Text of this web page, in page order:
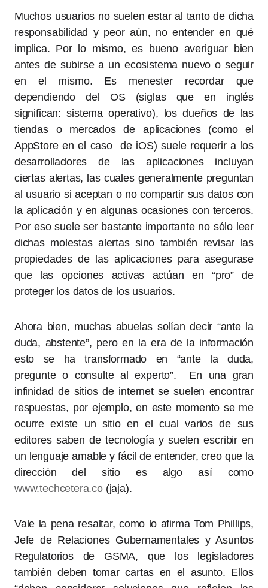
Muchos usuarios no suelen estar al tanto de dicha
responsabilidad y peor aún, no entender en qué
implica. Por lo mismo, es bueno averiguar bien
antes de subirse a un ecosistema nuevo o seguir
en el mismo. Es menester recordar que
dependiendo del OS (siglas que en inglés
significan: sistema operativo), los dueños de las
tiendas o mercados de aplicaciones (como el
AppStore en el caso de iOS) suele requerir a los
desarrolladores de las aplicaciones incluyan
ciertas alertas, las cuales generalmente preguntan
al usuario si aceptan o no compartir sus datos con
la aplicación y en algunas ocasiones con terceros.
Por eso suele ser bastante importante no sólo leer
dichas molestas alertas sino también revisar las
propiedades de las aplicaciones para asegurase
que las opciones activas actúan en “pro” de
proteger los datos de los usuarios.
Ahora bien, muchas abuelas solían decir “ante la
duda, abstente”, pero en la era de la información
esto se ha transformado en “ante la duda,
pregunte o consulte al experto”. En una gran
infinidad de sitios de internet se suelen encontrar
respuestas, por ejemplo, en este momento se me
ocurre existe un sitio en el cual varios de sus
editores saben de tecnología y suelen escribir en
un lenguaje amable y fácil de entender, creo que la
dirección del sitio es algo así como
www.techcetera.co(jaja).
Vale la pena resaltar, como lo afirma Tom Phillips,
Jefe de Relaciones Gubernamentales y Asuntos
Regulatorios de GSMA, que los legisladores
también deben tomar cartas en el asunto. Ellos